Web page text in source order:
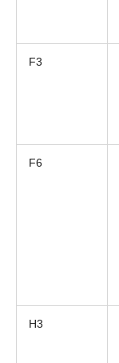
F3
F6
H3